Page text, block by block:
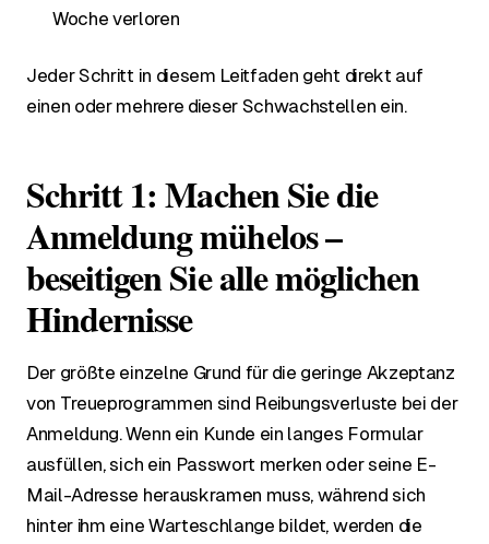
Woche verloren
Jeder Schritt in diesem Leitfaden geht direkt auf
einen oder mehrere dieser Schwachstellen ein.
Schritt 1: Machen Sie die
Anmeldung mühelos –
beseitigen Sie alle möglichen
Hindernisse
Der größte einzelne Grund für die geringe Akzeptanz
von Treueprogrammen sind Reibungsverluste bei der
Anmeldung. Wenn ein Kunde ein langes Formular
ausfüllen, sich ein Passwort merken oder seine E-
Mail-Adresse herauskramen muss, während sich
hinter ihm eine Warteschlange bildet, werden die